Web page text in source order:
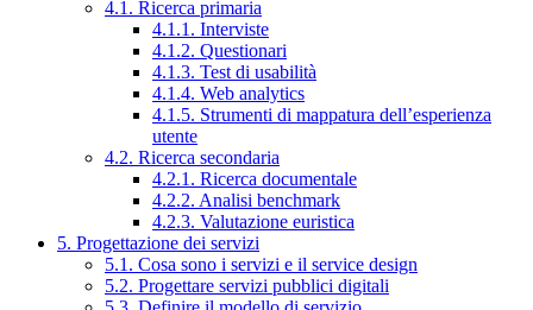
4.1. Ricerca primaria
4.1.1. Interviste
4.1.2. Questionari
4.1.3. Test di usabilità
4.1.4. Web analytics
4.1.5. Strumenti di mappatura dell’esperienza
utente
4.2. Ricerca secondaria
4.2.1. Ricerca documentale
4.2.2. Analisi benchmark
4.2.3. Valutazione euristica
5. Progettazione dei servizi
5.1. Cosa sono i servizi e il service design
5.2. Progettare servizi pubblici digitali